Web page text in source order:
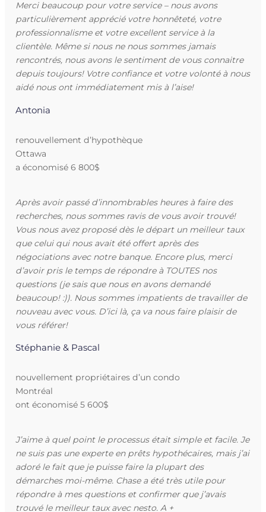
Merci beaucoup pour votre service – nous avons
particulièrement apprécié votre honnêteté, votre
professionnalisme et votre excellent service à la
clientèle. Même si nous ne nous sommes jamais
rencontrés, nous avons le sentiment de vous connaitre
depuis toujours! Votre confiance et votre volonté à nous
aidé nous ont immédiatement mis à l’aise!
Antonia
renouvellement d’hypothèque
Ottawa
a économisé 6 800$
Après avoir passé d’innombrables heures à faire des
recherches, nous sommes ravis de vous avoir trouvé!
Vous nous avez proposé dès le départ un meilleur taux
que celui qui nous avait été offert après des
négociations avec notre banque. Encore plus, merci
d’avoir pris le temps de répondre à TOUTES nos
questions (je sais que nous en avons demandé
beaucoup! :)). Nous sommes impatients de travailler de
nouveau avec vous. D’ici là, ça va nous faire plaisir de
vous référer!
Stéphanie & Pascal
nouvellement propriétaires d’un condo
Montréal
ont économisé 5 600$
J’aime à quel point le processus était simple et facile. Je
ne suis pas une experte en prêts hypothécaires, mais j’ai
adoré le fait que je puisse faire la plupart des
démarches moi-même. Chase a été très utile pour
répondre à mes questions et confirmer que j’avais
trouvé le meilleur taux avec nesto. A +